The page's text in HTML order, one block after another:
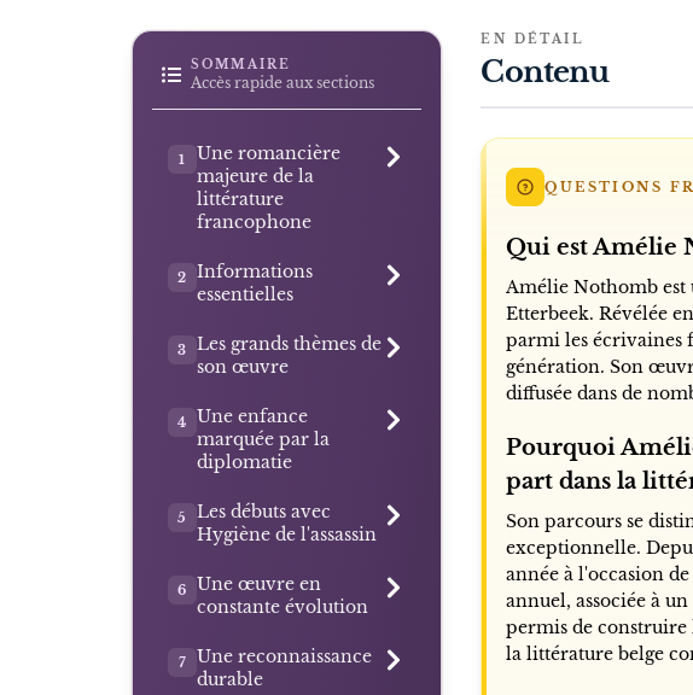
SOMMAIRE
Accès rapide aux sections
1
Une romancière
majeure de la
littérature
francophone
2
Informations
essentielles
3
Les grands thèmes de
son œuvre
4
Une enfance
marquée par la
diplomatie
5
Les débuts avec
Hygiène de l'assassin
6
Une œuvre en
constante évolution
7
Une reconnaissance
durable
EN DÉTAIL
Contenu
QUESTIONS
Qui est Amélie
Amélie Nothomb est
Etterbeek. Révélée
parmi les écrivaines
génération. Son
diffusée dans de
Pourquoi
part dans la
Son parcours se
exceptionnelle.
année à l'occasion
annuel, associée à
permis de construire
la littérature belge